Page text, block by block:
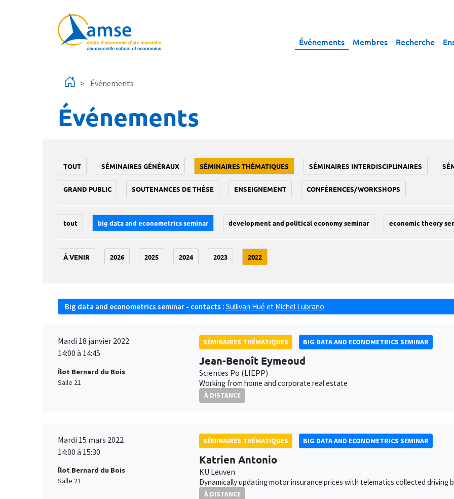
Événements Membres Recherche
Événements
Événements
TOUT SÉMINAIRES GÉNÉRAUX SÉMINAIRES THÉMATIQUES SÉMINAIRES INTERDISCIPLINAIRES
GRAND PUBLIC SOUTENANCES DE THÈSE ENSEIGNEMENT CONFÉRENCES/WORKSHOPS
tout big data and econometrics seminar development and political economy seminar economic theory
À VENIR 2026 2025 2024 2023 2022
Big data and econometrics seminar - contacts : Sullivan Hué et Michel Lubrano
Mardi 18 janvier 2022
14:00 à 14:45
Îlot Bernard du Bois
Salle 21
SÉMINAIRES THÉMATIQUES BIG DATA AND ECONOMETRICS SEMINAR
Jean-Benoît Eymeoud
Sciences Po (LIEPP)
Working from home and corporate real estate
À DISTANCE
Mardi 15 mars 2022
14:00 à 15:30
Îlot Bernard du Bois
Salle 21
SÉMINAIRES THÉMATIQUES BIG DATA AND ECONOMETRICS SEMINAR
Katrien Antonio
KU Leuven
Dynamically updating motor insurance prices with telematics collected driving
À DISTANCE